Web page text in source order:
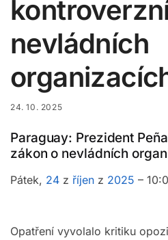
nevládních
24. 10. 2025
Paraguay: Prezident
zákon o nevládních
Pátek, 24 z říjen z 2025 –
Opatření vyvolalo kritiku